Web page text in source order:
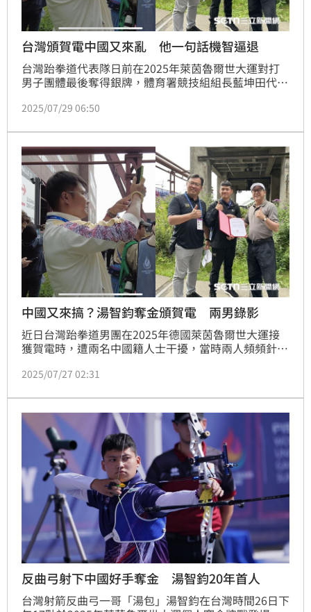
台灣頒賀電中國又來亂 他一句話機智逼退
台灣跆拳道代表隊日前在2025年萊茵魯爾世大運對打
男子團體最後奪得銀牌，體育署競技組組長藍坤田代為
員試圖搶奪賀電，引起熱議。沒想到，射箭一哥湯智鈞
頒發總統賀電時，又有兩名中國隊成員在後方錄影全程
蒐證，被在場的體育署長鄭世忠一句話擊退。
2025/07/29 06:50
中國又來搞？湯智鈞奪金頒賀電 兩男錄影
近日台灣跆拳道男團在2025年德國萊茵魯爾世大運接
獲賀電時，遭兩名中國籍人士干擾，當時兩人頻頻針對
提出抗議，還和現場台灣媒體推擠，衝突過後，台灣時
擊敗中國選手摘金後，當駐德大使謝志偉頒發總統賀電
時，又有兩名中國隊成員在後方錄影全程蒐證，而體育
署署長鄭世忠當下熱情邀約一同合照，不過兩男不發一
語、旋即離去
2025/07/27 02:31
反曲弓射下中國好手奪金 湯智鈞20年首人
台灣射箭反曲弓一哥「湯包」湯智鈞在台灣時間26日下